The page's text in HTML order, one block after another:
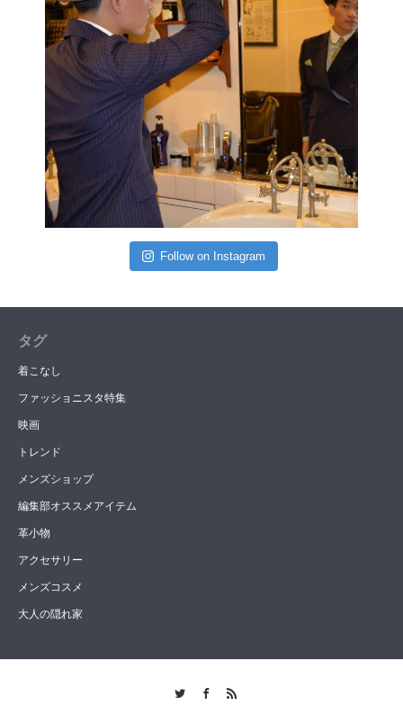
Follow on Instagram
タグ
着こなし
ファッショニスタ特集
映画
トレンド
メンズショップ
編集部オススメアイテム
革小物
アクセサリー
メンズコスメ
大人の隠れ家